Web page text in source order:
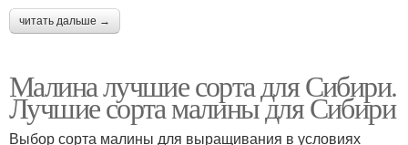
читать дальше →
Малина лучшие сорта для Сибири.
Лучшие сорта малины для Сибири
Выбор сорта малины для выращивания в условиях